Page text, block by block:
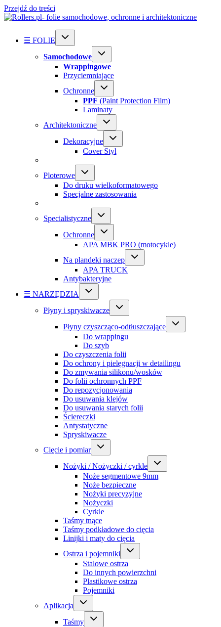
Przejdź do treści
☰ FOLIE
Samochodowe
Wrappingowe
Przyciemniające
Ochronne
PPF (Paint Protection Film)
Laminaty
Architektoniczne
Dekoracyjne
Cover Styl
Ploterowe
Do druku wielkoformatowego
Specjalne zastosowania
Specialistyczne
Ochronne
APA MBK PRO (motocykle)
Na plandeki naczep
APA TRUCK
Antybakteryjne
☰ NARZĘDZIA
Płyny i spryskiwacze
Płyny czyszcząco-odtłuszczające
Do wrappingu
Do szyb
Do czyszczenia folii
Do ochrony i pielęgnacji w detailingu
Do zmywania silikonu/wosków
Do folii ochronnych PPF
Do repozycjonowania
Do usuwania klejów
Do usuwania starych folii
Ściereczki
Antystatyczne
Spryskiwacze
Cięcie i pomiar
Nożyki / Nożyczki / cyrkle
Noże segmentowe 9mm
Noże bezpieczne
Nożyki precyzyjne
Nożyczki
Cyrkle
Taśmy tnące
Taśmy podkładowe do cięcia
Linijki i maty do cięcia
Ostrza i pojemniki
Stalowe ostrza
Do innych powierzchni
Plastikowe ostrza
Pojemniki
Aplikacja
Taśmy